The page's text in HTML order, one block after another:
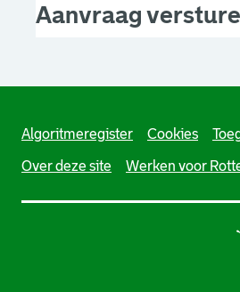
Aanvraag
Algoritmeregister Cookies
Over deze site Werken voor